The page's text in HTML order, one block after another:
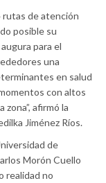
rutas de atención
posible su
para el
una
en salud
con altos
afirmó la
Jiménez Ríos.
de
Morón Cuello
realidad no